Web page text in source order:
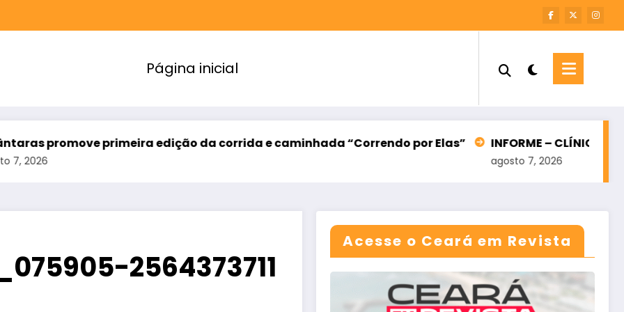
Página inicial
primeira edição da corrida e caminhada “Correndo por Elas” INFORME – CLÍNICA VET PET
2564373711
Acesse o Ceará em Revista